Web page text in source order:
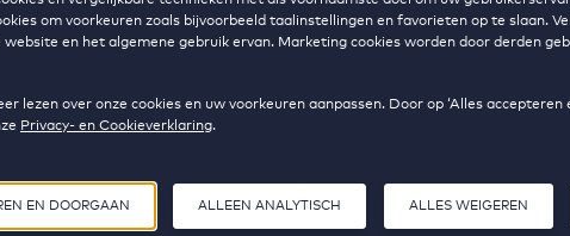
om voorkeuren zoals bijvoorbeeld taalinstellingen en favorieten op te slaan.
en het algemene gebruik ervan. Marketing cookies worden door derden
lezen over onze cookies en uw voorkeuren aanpassen. Door op ‘Alles
Privacy- en Cookieverklaring.
EN DOORGAAN ALLEEN ANALYTISCH ALLES WEIGEREN
Last name
conditions